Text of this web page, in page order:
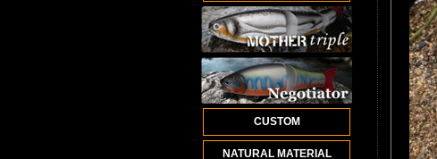
CUSTOM
NATURAL MATERIAL